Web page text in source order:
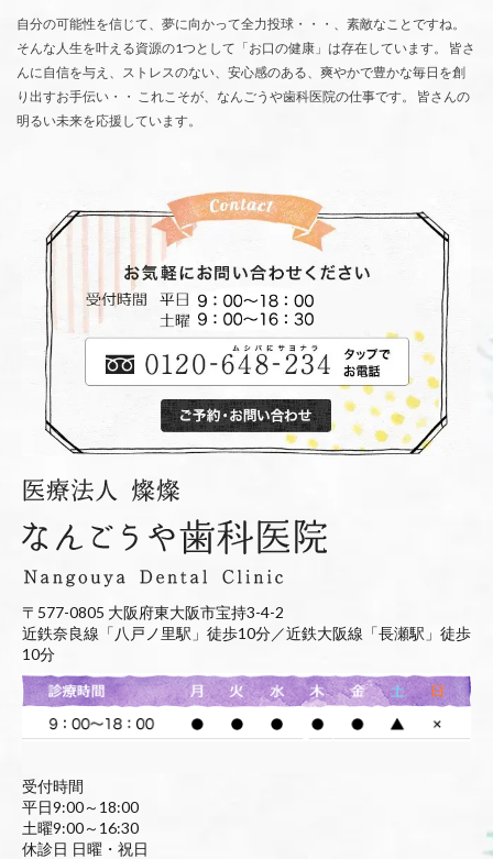
自分の可能性を信じて、夢に向かって全力投球・・・、素敵なことですね。
そんな人生を叶える資源の1つとして「お口の健康」は存在しています。 皆さ
んに自信を与え、ストレスのない、安心感のある、爽やかで豊かな毎日を創
り出すお手伝い・・ これこそが、なんごうや歯科医院の仕事です。 皆さんの
明るい未来を応援しています。
〒577-0805 大阪府東大阪市宝持3-4-2
近鉄奈良線「八戸ノ里駅」徒歩10分／近鉄大阪線「長瀬駅」徒歩
10分
受付時間
平日9:00～18:00
土曜9:00～16:30
休診日 日曜・祝日